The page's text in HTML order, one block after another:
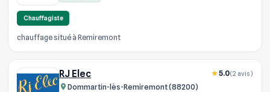
Chauffagiste
chauffage situé à Remiremont
RJ Elec
Dommartin-lès-Remiremont (88200)
5.0(2 avis)